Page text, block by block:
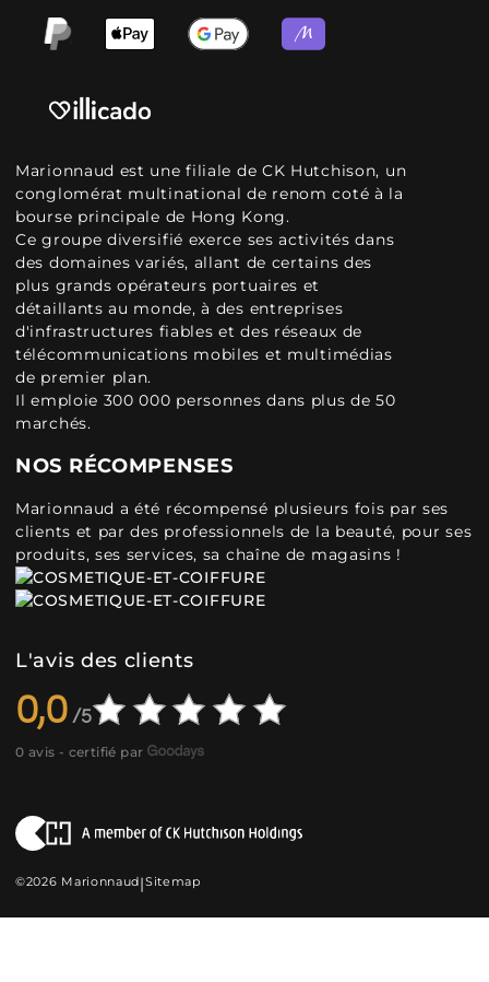
Marionnaud est une filiale de CK Hutchison, un
conglomérat multinational de renom coté à la
bourse principale de Hong Kong.
Ce groupe diversifié exerce ses activités dans
des domaines variés, allant de certains des
plus grands opérateurs portuaires et
détaillants au monde, à des entreprises
d'infrastructures fiables et des réseaux de
télécommunications mobiles et multimédias
de premier plan.
Il emploie 300 000 personnes dans plus de 50
marchés.
NOS RÉCOMPENSES
Marionnaud a été récompensé plusieurs fois par ses
clients et par des professionnels de la beauté, pour ses
produits, ses services, sa chaîne de magasins !
L'avis des clients
0,0
0 avis - certifié par
©2026 Marionnaud|Sitemap